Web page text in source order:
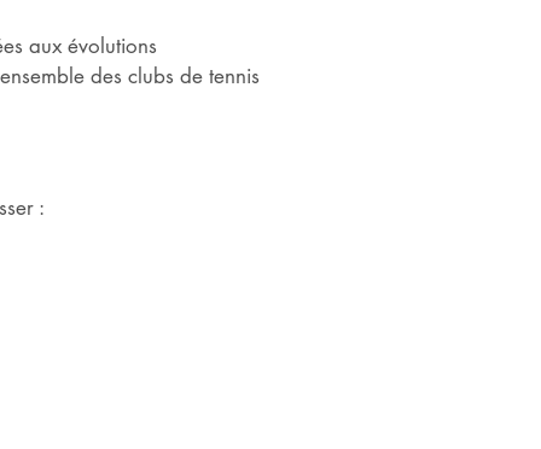
aux évolutions
des clubs de tennis
: